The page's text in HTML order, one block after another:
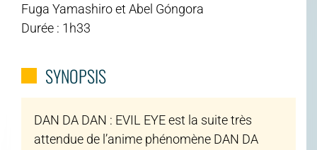
Fuga Yamashiro et Abel Góngora
Durée : 1h33
SYNOPSIS
DAN DA DAN : EVIL EYE est la suite très
attendue de l’anime phénomène DAN DA